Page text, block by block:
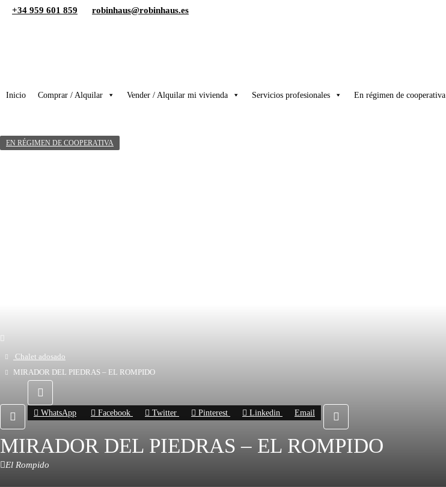
+34 959 601 859 robinhaus@robinhaus.es
Inicio Comprar / Alquilar Vender / Alquilar mi vivienda Servicios profesionales En régimen de cooperativa
EN RÉGIMEN DE COOPERATIVA
Chalet adosado
MIRADOR DEL PIEDRAS – EL ROMPIDO
WhatsApp Facebook Twitter Pinterest Linkedin Email
MIRADOR DEL PIEDRAS – EL ROMPIDO
El Rompido